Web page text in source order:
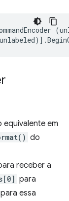
equivalente em
do
receber a
para
essa